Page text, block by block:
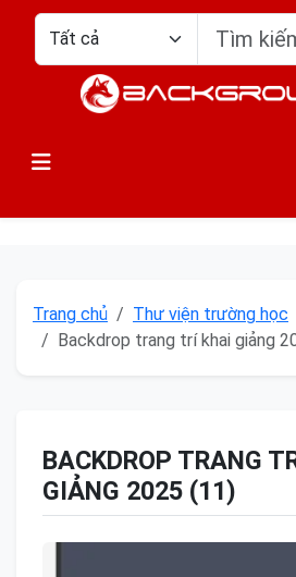
Trang chủ
Thư viện trường học
Backdrop trang trí khai giảng
BACKDROP TRANG
GIẢNG 2025 (11)